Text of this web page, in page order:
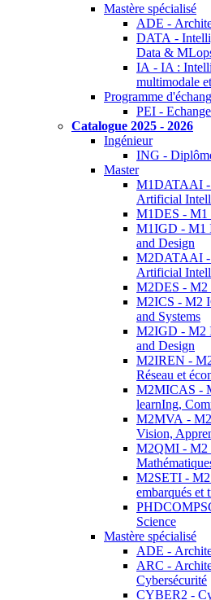
Mastère spécialisé
ADE -
DATA -
Data &
IA - IA :
multimodale
Programme
PEI -
Catalogue 2025 - 2026
Ingénieur
ING -
Master
M1DATAAI -
Artificial
M1DES - M1
M1IGD - M1
and Design
M2DATAAI -
Artificial
M2DES - M2
M2ICS - M2
and Systems
M2IGD - M2
and Design
M2IREN -
Réseau et
M2MICAS -
learnIng,
M2MVA -
Vision,
M2QMI - M2
M2SETI - M2
embarqués et
Science
Mastère spécialisé
ADE -
ARC -
Cybersécurité
CYBER2 -